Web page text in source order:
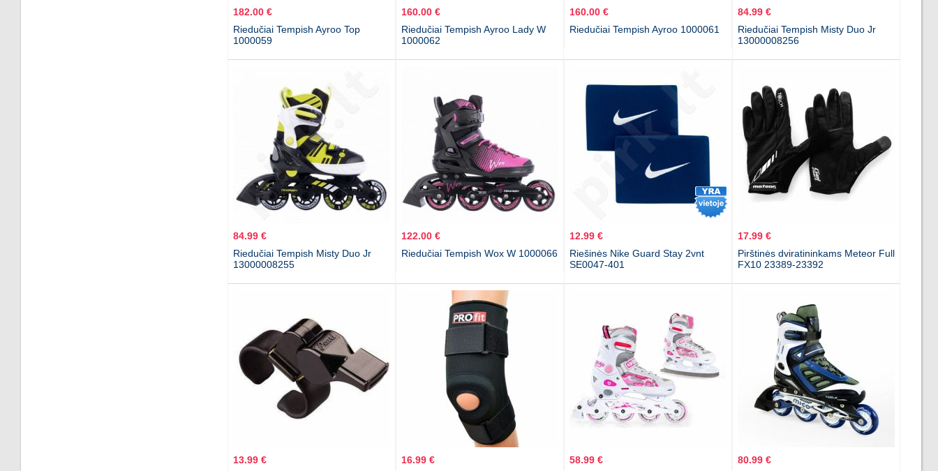
182.00 €
Riedučiai Tempish Ayroo Top
1000059
160.00 €
Riedučiai Tempish Ayroo Lady W
1000062
160.00 €
Riedučiai Tempish Ayroo 1000061
84.99 €
Riedučiai Tempish Misty Duo Jr
13000008256
84.99 €
Riedučiai Tempish Misty Duo Jr
13000008255
122.00 €
Riedučiai Tempish Wox W 1000066
12.99 €
Riešinės Nike Guard Stay 2vnt
SE0047-401
17.99 €
Pirštinės dviratininkams Meteor Full
FX10 23389-23392
13.99 €
16.99 €
58.99 €
80.99 €